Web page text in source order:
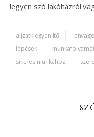
legyen szó lakóházról
aljzatkiegyenlítő
lépések
munkafolyamat
sikeres munkához